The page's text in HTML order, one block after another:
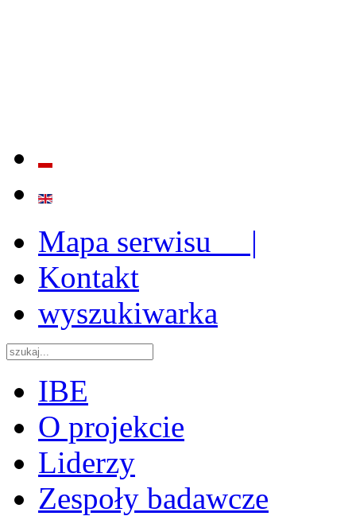
Mapa serwisu |
Kontakt
wyszukiwarka
IBE
O projekcie
Liderzy
Zespoły badawcze